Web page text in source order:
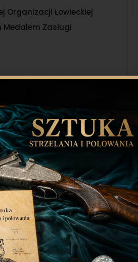
Organizacji Łowieckiej
Zasługi
11:00 w Starej Kaplicy
z odprowadzeniem zwłok